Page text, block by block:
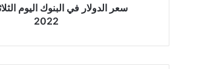
2022